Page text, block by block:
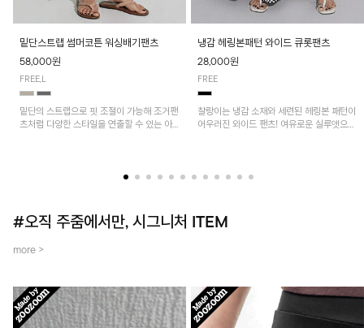
밑단스트랩 썸머코튼 워싱배기팬츠
58,000원
FREE,L
밑단의 스트랩으로 핏 조절이 가능해 조거팬
츠처럼 다양한 스타일을 연출할 수 있는 아
냉감 헤링본패턴 와이드 큐롯팬츠
28,000원
FREE
찰랑이는 냉감 소재와 세련된 헤링본 패턴이
어우러진 와이드 팬츠! 여유로운 실루엣으로
#오직 주줌에서만, 시그니처 ITEM
more >